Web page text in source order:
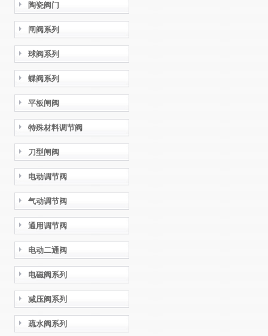
陶瓷阀门
闸阀系列
球阀系列
蝶阀系列
平板闸阀
特殊材料调节阀
刀型闸阀
电动调节阀
气动调节阀
通用调节阀
电动二通阀
电磁阀系列
减压阀系列
疏水阀系列